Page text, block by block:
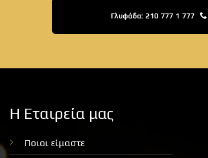
Γλυφάδα: 210 777 1 777
Η Εταιρεία μας
Ποιοι είμαστε